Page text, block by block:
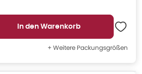
In den Warenkorb
+ Weitere Packungsgrößen